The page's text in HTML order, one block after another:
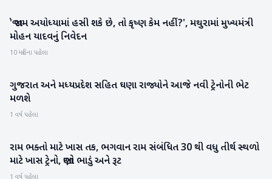
રાષ્ટ્રીય
'જો રામ અયોધ્યામાં હસી શકે છે, તો કૃષ્ણ કેમ નહીં?', મથુરામાં મુખ્યમંત્રી
મોહન યાદવનું નિવેદન
10 મહિના પહેલા
રાષ્ટ્રીય
ગુજરાત અને મધ્યપ્રદેશ સહિત ઘણા રાજ્યોને આજે નવી ટ્રેનોની ભેટ
મળશે
1 વર્ષ પહેલા
રાષ્ટ્રીય
રામ ભક્તો માટે ખાસ તક, ભગવાન રામ સંબંધિત 30 થી વધુ તીર્થ સ્થળો
માટે ખાસ ટ્રેનો, જાણો ભાડું અને રૂટ
1 વર્ષ પહેલા